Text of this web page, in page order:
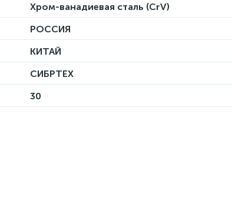
Хром-ванадиевая сталь (CrV)
РОССИЯ
КИТАЙ
СИБРТЕХ
30